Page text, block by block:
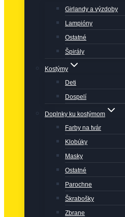
Girlandy a výzdoby
Lampióny
Ostatné
Špirály
Kostýmy
Deti
Dospelí
Doplnky ku kostýmom
Farby na tvár
Klobúky
Masky
Ostatné
Parochne
Škrabošky
Zbrane